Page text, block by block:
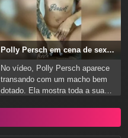
Polly Persch em cena de sexo com homem bem dotado
No vídeo, Polly Persch aparece
transando com um macho bem
dotado. Ela mostra toda a sua